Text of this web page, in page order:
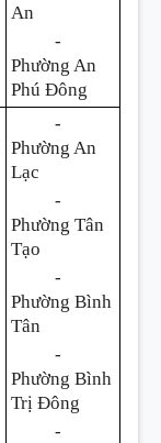
An
-
Phường An
Phú Đông
-
Phường An
Lạc
-
Phường Tân
Tạo
-
Phường Bình
Tân
-
Phường Bình
Trị Đông
-